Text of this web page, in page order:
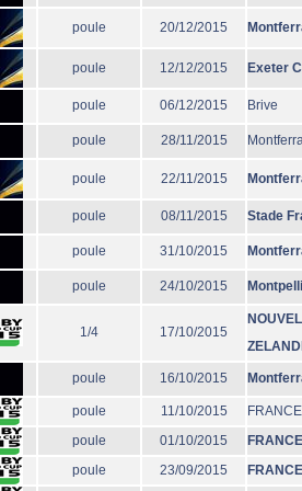
poule 20/12/2015
poule 12/12/2015 Exeter
poule 06/12/2015 Brive
poule 28/11/2015
poule 22/11/2015
poule 08/11/2015 Stade
poule 31/10/2015
poule 24/10/2015
1/4 17/10/2015
poule 16/10/2015
poule 11/10/2015
FRANCE
poule
01/10/2015
FRANCE
poule
23/09/2015
FRANCE